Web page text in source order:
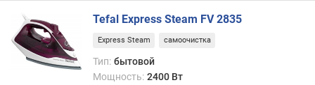
Tefal Express Steam FV 2835
Express Steam самоочистка
Тип: бытовой
Мощность: 2400 Вт